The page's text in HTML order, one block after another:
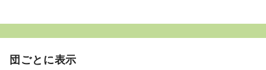
団ごとに表示